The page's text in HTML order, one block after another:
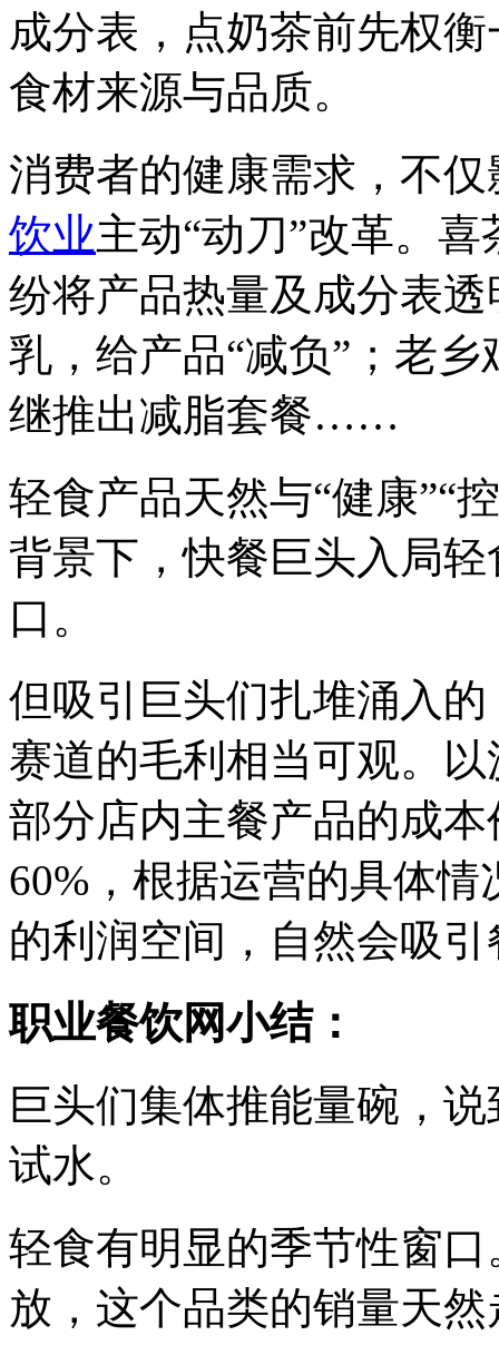
成分表，点奶茶前先权
食材来源与品质。
消费者的健康需求，不
饮业主动“动刀”改革。
纷将产品热量及成分表
乳，给产品“减负”；老
继推出减脂套餐……
轻食产品天然与“健康”“
背景下，快餐巨头入局
口。
但吸引巨头们扎堆涌入
赛道的毛利相当可观。
部分店内主餐产品的成
60%，根据运营的具体
的利润空间，自然会吸
职业餐饮网小结：
巨头们集体推能量碗，
试水。
轻食有明显的季节性窗
放，这个品类的销量天然